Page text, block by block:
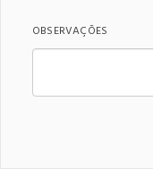
OBSERVAÇÕES